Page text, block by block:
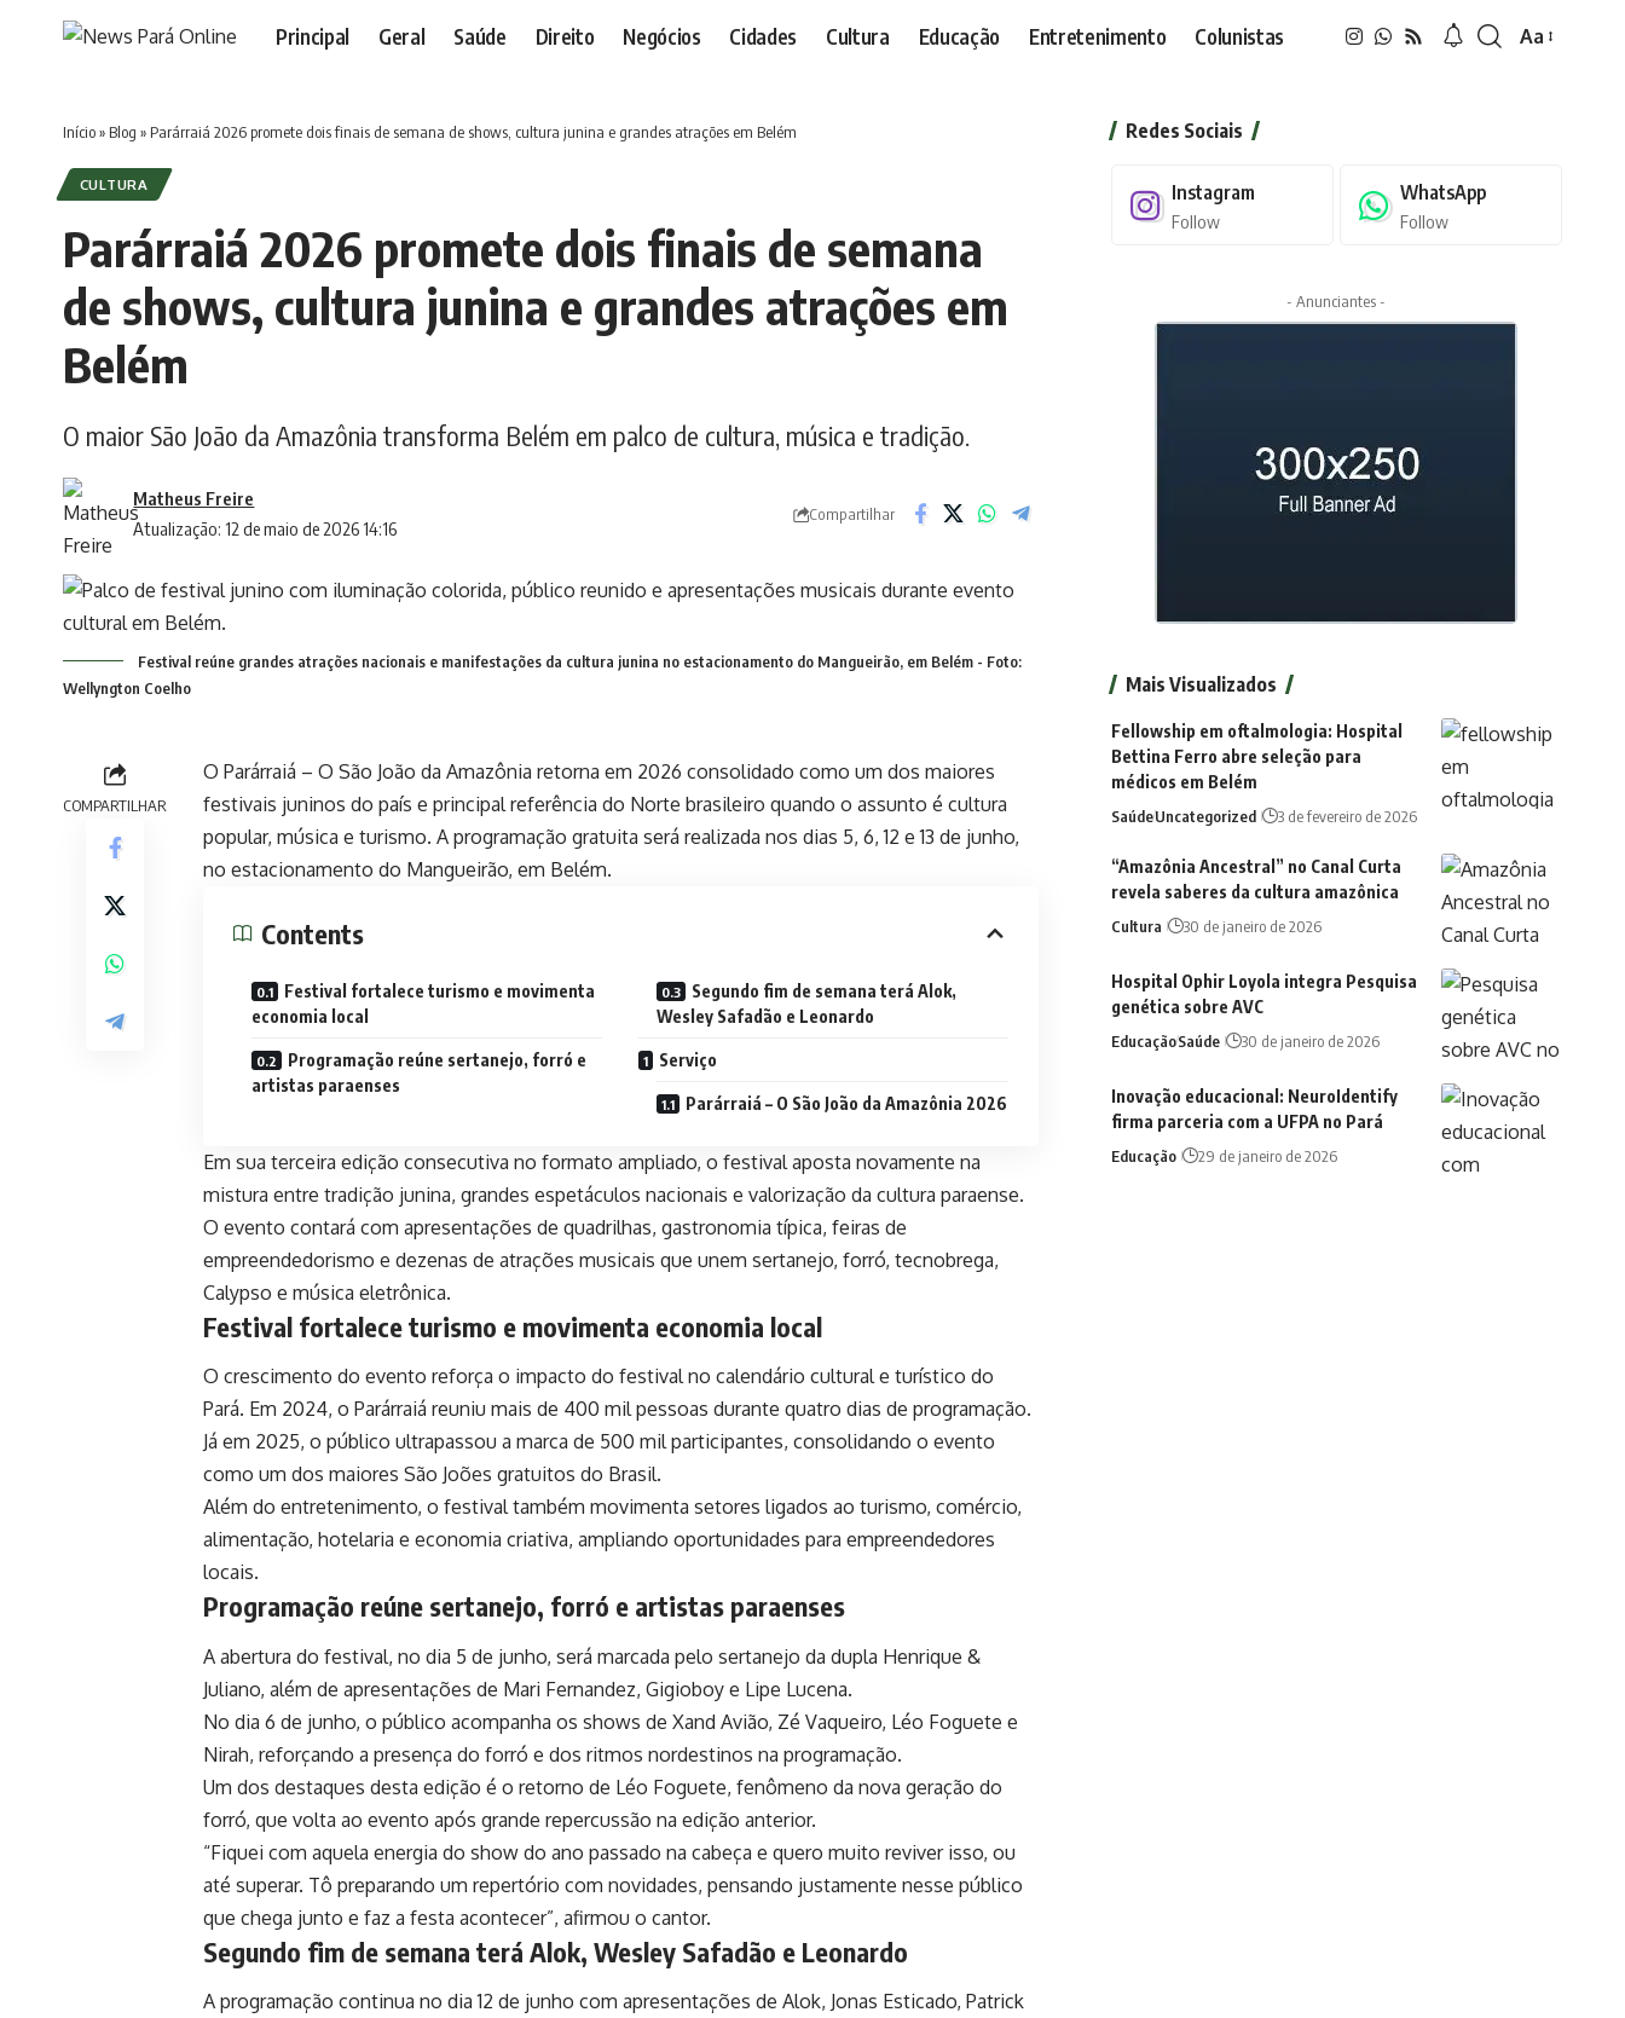
Principal Geral Saúde Direito Negócios Cidades Cultura Educação Entretenimento Colunistas
Font
Aa
Início» Blog » Parárraiá 2026 promete dois finais de semana de shows, cultura junina e grandes atrações em Belém
CULTURA
Parárraiá 2026 promete dois finais de semana
de shows, cultura junina e grandes atrações em
Belém
O maior São João da Amazônia transforma Belém em palco de cultura, música e tradição.
Atualização: 12 de maio de 2026 14:16
Matheus Freire
Compartilhar
Festival reúne grandes atrações nacionais e manifestações da cultura junina no estacionamento do Mangueirão, em Belém - Foto:
Wellyngton Coelho
COMPARTILHAR
O Parárraiá – O São João da Amazônia retorna em 2026 consolidado como um dos maiores
festivais juninos do país e principal referência do Norte brasileiro quando o assunto é cultura
popular, música e turismo. A programação gratuita será realizada nos dias 5, 6, 12 e 13 de junho,
no estacionamento do Mangueirão, em Belém.
Contents
Festival fortalece turismo e movimenta
economia local
Programação reúne sertanejo, forró e
artistas paraenses
Segundo fim de semana terá Alok,
Wesley Safadão e Leonardo
Serviço
Parárraiá – O São João da Amazônia 2026
Em sua terceira edição consecutiva no formato ampliado, o festival aposta novamente na
mistura entre tradição junina, grandes espetáculos nacionais e valorização da cultura paraense.
O evento contará com apresentações de quadrilhas, gastronomia típica, feiras de
empreendedorismo e dezenas de atrações musicais que unem sertanejo, forró, tecnobrega,
Calypso e música eletrônica.
Festival fortalece turismo e movimenta economia local
O crescimento do evento reforça o impacto do festival no calendário cultural e turístico do
Pará. Em 2024, o Parárraiá reuniu mais de 400 mil pessoas durante quatro dias de programação.
Já em 2025, o público ultrapassou a marca de 500 mil participantes, consolidando o evento
como um dos maiores São Joões gratuitos do Brasil.
Além do entretenimento, o festival também movimenta setores ligados ao turismo, comércio,
alimentação, hotelaria e economia criativa, ampliando oportunidades para empreendedores
locais.
Programação reúne sertanejo, forró e artistas paraenses
A abertura do festival, no dia 5 de junho, será marcada pelo sertanejo da dupla Henrique &
Juliano, além de apresentações de Mari Fernandez, Gigioboy e Lipe Lucena.
No dia 6 de junho, o público acompanha os shows de Xand Avião, Zé Vaqueiro, Léo Foguete e
Nirah, reforçando a presença do forró e dos ritmos nordestinos na programação.
Um dos destaques desta edição é o retorno de Léo Foguete, fenômeno da nova geração do
forró, que volta ao evento após grande repercussão na edição anterior.
“Fiquei com aquela energia do show do ano passado na cabeça e quero muito reviver isso, ou
até superar. Tô preparando um repertório com novidades, pensando justamente nesse público
que chega junto e faz a festa acontecer”, afirmou o cantor.
Segundo fim de semana terá Alok, Wesley Safadão e Leonardo
A programação continua no dia 12 de junho com apresentações de Alok, Jonas Esticado, Patrick
Redes Sociais
Instagram
Follow
WhatsApp
Follow
- Anunciantes -
Mais Visualizados
Fellowship em oftalmologia: Hospital
Bettina Ferro abre seleção para
médicos em Belém
SaúdeUncategorized 3 de fevereiro de 2026
“Amazônia Ancestral” no Canal Curta
revela saberes da cultura amazônica
Cultura 30 de janeiro de 2026
Hospital Ophir Loyola integra Pesquisa
genética sobre AVC
EducaçãoSaúde 30 de janeiro de 2026
Inovação educacional: NeuroIdentify
firma parceria com a UFPA no Pará
Educação 29 de janeiro de 2026